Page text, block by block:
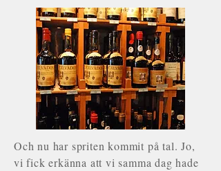
Och nu har spriten kommit på tal. Jo,
vi fick erkänna att vi samma dag hade